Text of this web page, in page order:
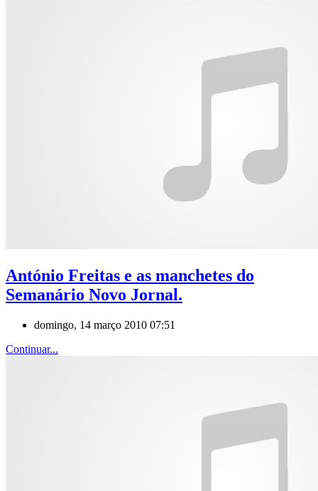
António Freitas e as manchetes do
Semanário Novo Jornal.
domingo, 14 março 2010 07:51
Continuar...